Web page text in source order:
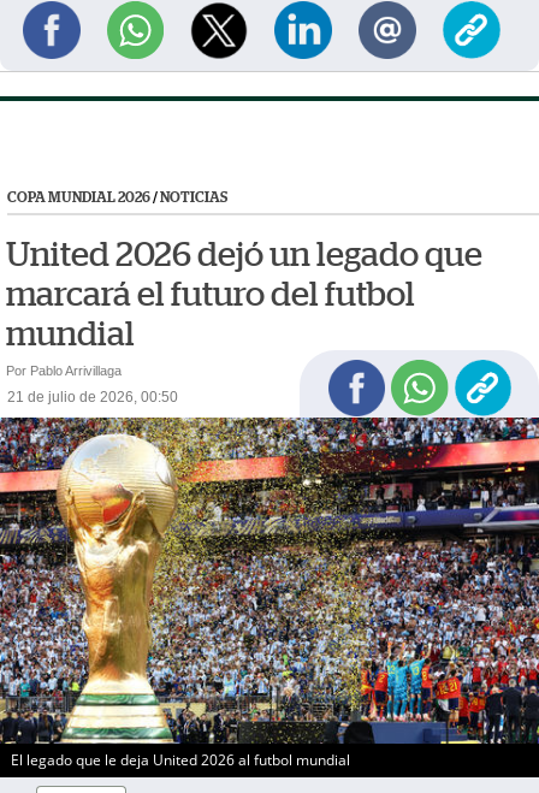
COPA MUNDIAL 2026/ NOTICIAS
United 2026 dejó un legado que
marcará el futuro del futbol
mundial
Por Pablo Arrivillaga
21 de julio de 2026, 00:50
El legado que le deja United 2026 al futbol mundial